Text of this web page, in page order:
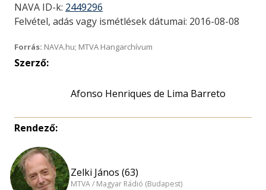
NAVA ID-k: 2449296
Felvétel, adás vagy ismétlések dátumai: 2016-08-08
Forrás: NAVA.hu; MTVA Hangarchívum
Szerző:
Afonso Henriques de Lima Barreto
Rendező:
Zelki János (63)
MTVA / Magyar Rádió (Budapest)